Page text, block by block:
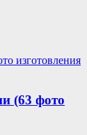
(63 фото